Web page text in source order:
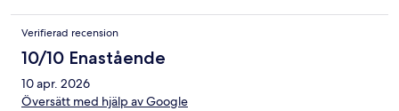
Verifierad recension
10/10 Enastående
10 apr. 2026
Översätt med hjälp av Google